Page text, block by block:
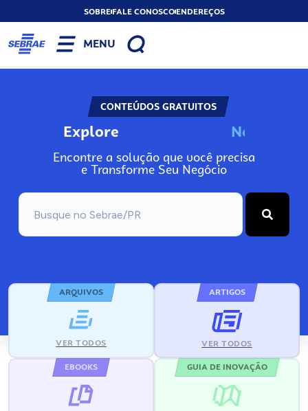
SOBREFALE CONOSCOENDEREÇOS
MENU
CONTEÚDOS GRATUITOS
Explore N
Encontre a solução que você precisa
e Transforme Seu Negócio
ARQUIVOS
VER TODOS
ARTIGOS
VER TODOS
EBOOKS GUIA DE INOVAÇÃO